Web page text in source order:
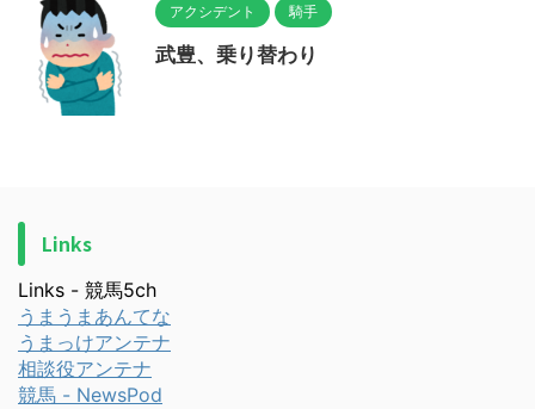
アクシデント 騎手
武豊、乗り替わり
Links
Links - 競馬5ch
うまうまあんてな
うまっけアンテナ
相談役アンテナ
競馬 - NewsPod